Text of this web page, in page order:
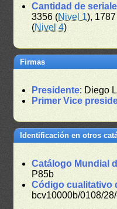
Cantidad de
3356 (Nivel 1),
(Nivel 4)
Firmas
Presidente: Diego
Primer Vice
Identificación en otros
Catálogo Mundial
P85b
Código cualitativo
bcv10000b/0108/